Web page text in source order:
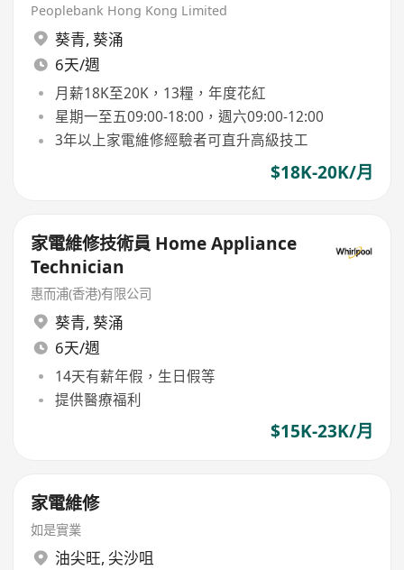
Peoplebank Hong Kong Limited
葵青, 葵涌
6天/週
月薪18K至20K，13糧，年度花紅
星期一至五09:00-18:00，週六09:00-12:00
3年以上家電維修經驗者可直升高級技工
$18K-20K/月
家電維修技術員 Home Appliance
Technician
惠而浦(香港)有限公司
葵青, 葵涌
6天/週
14天有薪年假，生日假等
提供醫療福利
$15K-23K/月
家電維修
如是實業
油尖旺, 尖沙咀